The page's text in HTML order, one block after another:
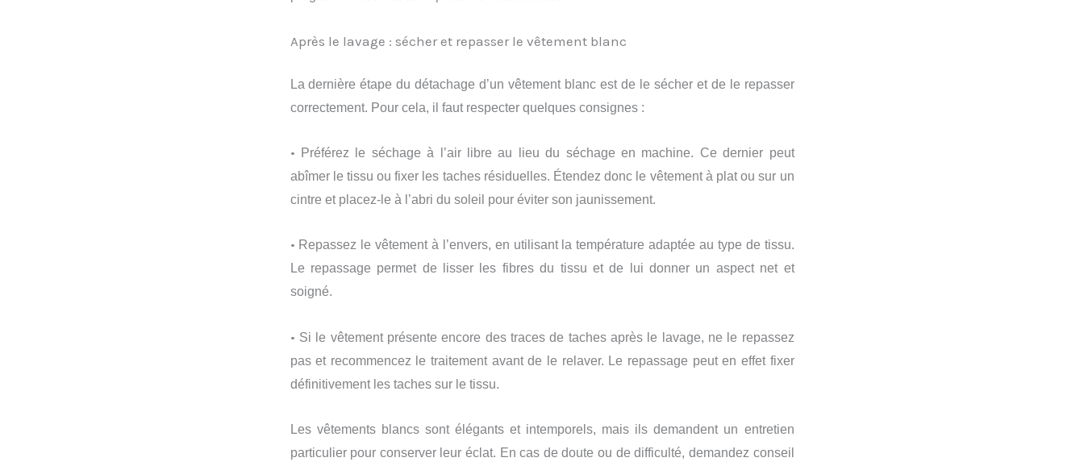
Après le lavage : sécher et repasser le vêtement blanc
La dernière étape du détachage d’un vêtement blanc est de le sécher et de le repasser
correctement. Pour cela, il faut respecter quelques consignes :
•
Préférez le séchage à l’air libre au lieu du séchage en machine. Ce dernier peut
abîmer le tissu ou fixer les taches résiduelles. Étendez donc le vêtement à plat ou sur un
cintre et placez-le à l’abri du soleil pour éviter son jaunissement.
• Repassez le vêtement à l’envers, en utilisant la température adaptée au type de tissu.
Le repassage permet de lisser les fibres du tissu et de lui donner un aspect net et
soigné.
• Si le vêtement présente encore des traces de taches après le lavage, ne le repassez
pas et recommencez le traitement avant de le relaver. Le repassage peut en effet fixer
définitivement les taches sur le tissu.
Les vêtements blancs sont élégants et intemporels, mais ils demandent un entretien
particulier pour conserver leur éclat. En cas de doute ou de difficulté, demandez conseil